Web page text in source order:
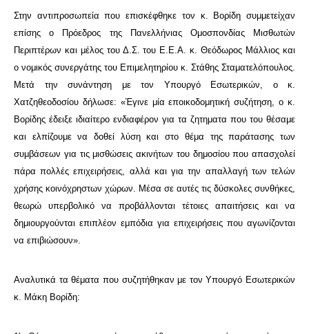
Στην αντιπροσωπεία που επισκέφθηκε τον κ. Βορίδη συμμετείχαν
επίσης ο Πρόεδρος της Πανελλήνιας Ομοσπονδίας Μισθωτών
Περιπτέρων και μέλος του Δ.Σ. του Ε.Ε.Α. κ. Θεόδωρος Μάλλιος και
ο νομικός συνεργάτης του Επιμελητηρίου κ. Στάθης Σταματελόπουλος.
Μετά την συνάντηση με τον Υπουργό Εσωτερικών, ο κ.
Χατζηθεοδοσίου δήλωσε: «Έγινε μία εποικοδομητική συζήτηση, ο κ.
Βορίδης έδειξε ιδιαίτερο ενδιαφέρον για τα ζητηματα που του θέσαμε
και ελπίζουμε να δοθεί λύση και στο θέμα της παράτασης των
συμβάσεων για τις μισθώσεις ακινήτων του δημοσίου που απασχολεί
πάρα πολλές επιχειρήσεις, αλλά και για την απαλλαγή των τελών
χρήσης κοινόχρηστων χώρων. Μέσα σε αυτές τις δύσκολες συνθήκες,
θεωρώ υπερβολικό να προβάλλονται τέτοιες απαιτήσεις και να
δημιουργούνται επιπλέον εμπόδια για επιχειρήσεις που αγωνίζονται
να επιβιώσουν».
Αναλυτικά τα θέματα που συζητήθηκαν με τον Υπουργό Εσωτερικών
κ. Μάκη Βορίδη: